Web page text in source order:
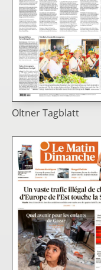
Oltner Tagblatt